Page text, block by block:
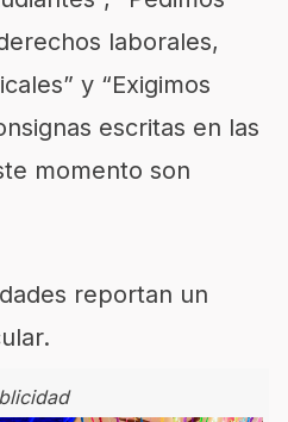
laborales,
y “Exigimos
escritas en las
momento son
reportan un